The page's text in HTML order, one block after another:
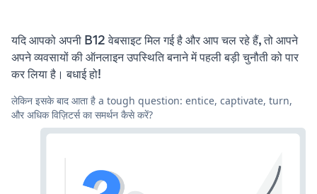
यदि आपको अपनी B12 वेबसाइट मिल गई है और आप चल रहे हैं, तो आपने
अपने व्यवसायों की ऑनलाइन उपस्थिति बनाने में पहली बड़ी चुनौती को पार
कर लिया है। बधाई हो!
लेकिन इसके बाद आता है a tough question: entice, captivate, turn,
और अधिक विज़िटर्स का समर्थन कैसे करें?